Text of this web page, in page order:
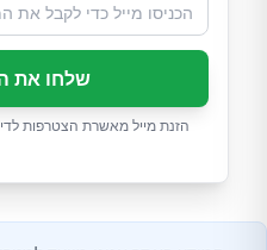
שלחו את
הזנת מייל מאשרת הצטרפות